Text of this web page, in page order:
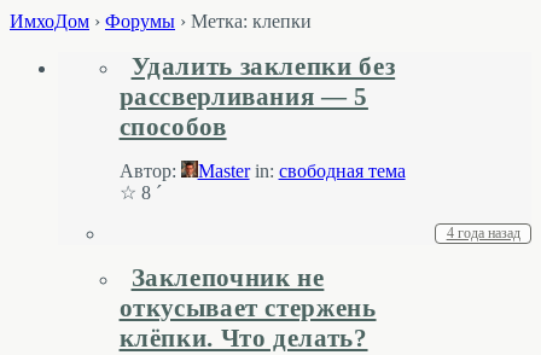
ИмхоДом › Форумы › Метка: клепки
Удалить заклепки без
рассверливания — 5
способов
Автор: Master in: свободная тема
☆ 8 ´
4 года назад
Заклепочник не
откусывает стержень
клёпки. Что делать?